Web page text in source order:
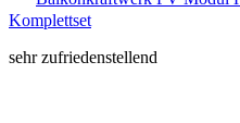
Komplettset
sehr zufriedenstellend